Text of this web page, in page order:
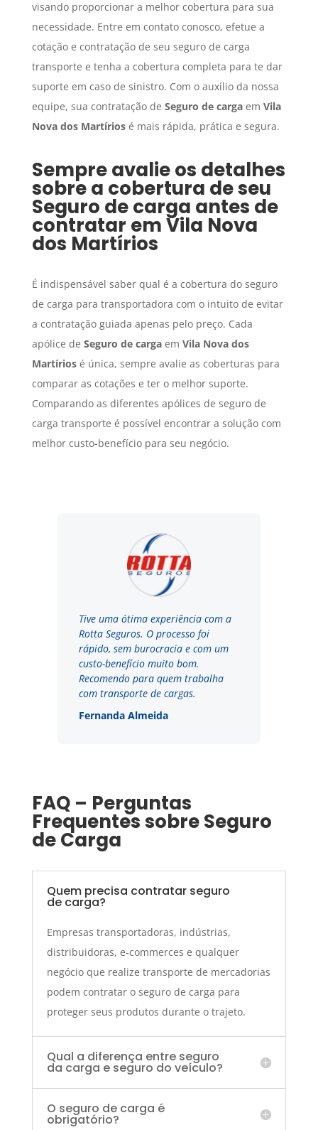
visando proporcionar a melhor cobertura para sua
necessidade. Entre em contato conosco, efetue a
cotação e contratação de seu seguro de carga
transporte e tenha a cobertura completa para te dar
suporte em caso de sinistro. Com o auxílio da nossa
equipe, sua contratação de Seguro de cargaem Vila
Nova dos Martíriosé mais rápida, prática e segura.
Sempre avalie os detalhes
sobre a cobertura de seu
Seguro de carga antes de
contratar emVila Nova
dos Martírios
É indispensável saber qual é a cobertura do seguro
de carga para transportadora com o intuito de evitar
a contratação guiada apenas pelo preço. Cada
apólice de Seguro de cargaem Vila Nova dos
Martíriosé única, sempre avalie as coberturas para
comparar as cotações e ter o melhor suporte.
Comparando as diferentes apólices de seguro de
carga transporte é possível encontrar a solução com
melhor custo-benefício para seu negócio.
Tive uma ótima experiência com a
Rotta Seguros. O processo foi
rápido, sem burocracia e com um
custo-benefício muito bom.
Recomendo para quem trabalha
com transporte de cargas.
Fernanda Almeida
FAQ – Perguntas
Frequentes sobre Seguro
de Carga
Quem precisa contratar seguro
de carga?
Empresas transportadoras, indústrias,
distribuidoras, e-commerces e qualquer
negócio que realize transporte de mercadorias
podem contratar o seguro de carga para
proteger seus produtos durante o trajeto.
Qual a diferença entre seguro
da carga e seguro do veículo?
O seguro de carga é
obrigatório?